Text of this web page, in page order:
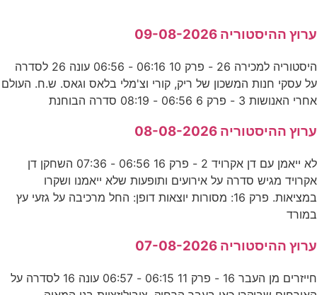
ערוץ ההיסטוריה 09-08-2026
היסטוריה למכירה 26 - פרק 10 06:16 - 06:56 עונה 26 לסדרה
על עסקי חנות המשכון של ריק, קורי וצ'מלי בלאס וגאס. ש.ח. העולם
אחרי האנושות 3 - פרק 6 06:56 - 08:19 סדרה הבוחנת
ערוץ ההיסטוריה 08-08-2026
לא ייאמן עם דן אקרויד 2 - פרק 16 06:56 - 07:36 השחקן דן
אקרויד מגיש סדרה על אירועים ותופעות שלא ייאמנו ושקרו
במציאות. פרק 16: מסורות יוצאות דופן: החל מרכיבה על גזעי עץ
במורד
ערוץ ההיסטוריה 07-08-2026
חייזרים מן העבר 16 - פרק 11 06:15 - 06:57 עונה 16 לסדרה על